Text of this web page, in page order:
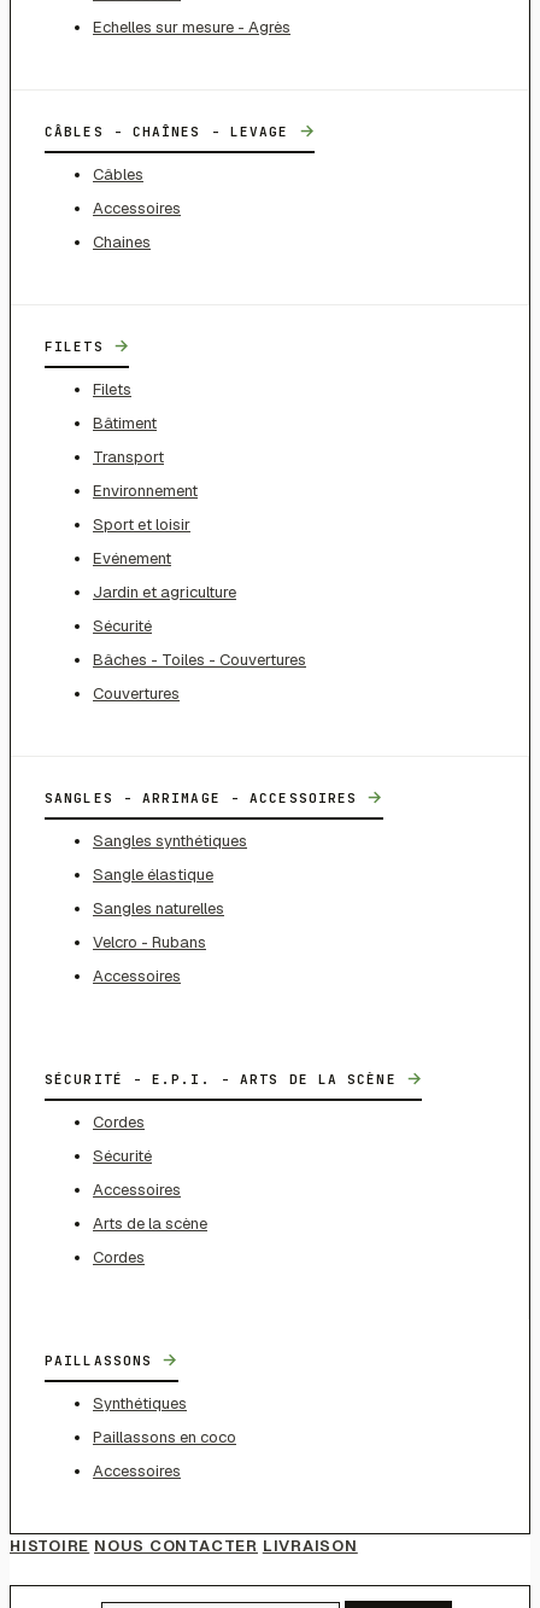
Echelles sur mesure - Agrès
CÂBLES - CHAÎNES - LEVAGE →
Câbles
Accessoires
Chaines
FILETS →
Filets
Bâtiment
Transport
Environnement
Sport et loisir
Evénement
Jardin et agriculture
Sécurité
Bâches - Toiles - Couvertures
Couvertures
SANGLES - ARRIMAGE - ACCESSOIRES →
Sangles synthétiques
Sangle élastique
Sangles naturelles
Velcro - Rubans
Accessoires
SÉCURITÉ - E.P.I. - ARTS DE LA SCÈNE →
Cordes
Sécurité
Accessoires
Arts de la scène
Cordes
PAILLASSONS →
Synthétiques
Paillassons en coco
Accessoires
HISTOIRE NOUS CONTACTER LIVRAISON